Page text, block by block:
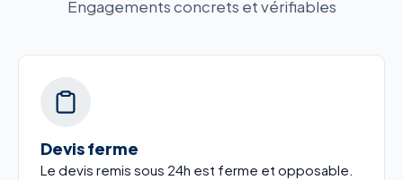
Engagements concrets et vérifiables
Devis ferme
Le devis remis sous 24h est ferme et opposable.